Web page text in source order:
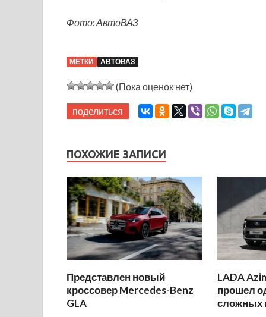
Фото: АвтоВАЗ
МЕТКИ АВТОВАЗ
(Пока оценок нет)
поделиться
ПОХОЖИЕ ЗАПИСИ
Представлен новый
кроссовер Mercedes-Benz
GLA
LADA
прошел
сложных